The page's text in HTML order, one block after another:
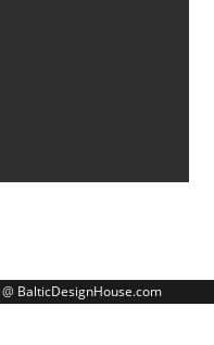
@ BalticDesignHouse.com